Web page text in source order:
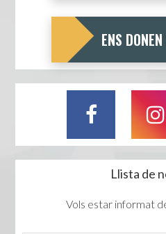
ENS
Llista de
Vols estar informat